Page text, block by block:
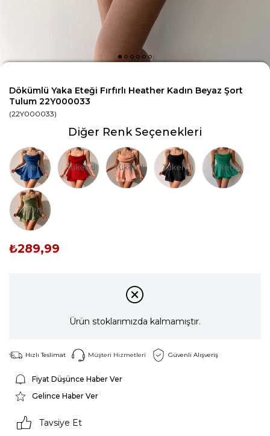
Dökümlü Yaka Eteği Fırfırlı Heather Kadın Beyaz Şort
Tulum 22Y000033
(22Y000033)
Diğer Renk Seçenekleri
Tükendi Tükendi Tükendi Tükendi Tükendi
Tükendi
₺289,99
Ürün stoklarımızda kalmamıştır.
Hızlı Teslimat Müşteri Hizmetleri Güvenli Alışveriş
Fiyat Düşünce Haber Ver
Gelince Haber Ver
Tavsiye Et